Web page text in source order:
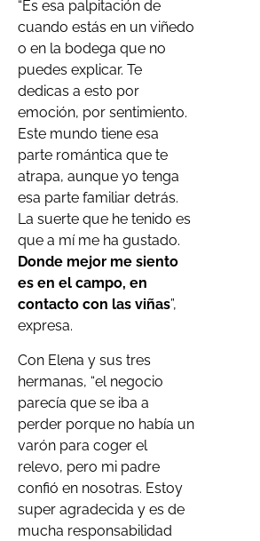
“Es esa palpitación de
cuando estás en un viñedo
o en la bodega que no
puedes explicar. Te
dedicas a esto por
emoción, por sentimiento.
Este mundo tiene esa
parte romántica que te
atrapa, aunque yo tenga
esa parte familiar detrás.
La suerte que he tenido es
que a mí me ha gustado.
Donde mejor me siento
es en el campo, en
contacto con las viñas”,
expresa.
Con Elena y sus tres
hermanas, “el negocio
parecía que se iba a
perder porque no había un
varón para coger el
relevo, pero mi padre
confió en nosotras. Estoy
super agradecida y es de
mucha responsabilidad